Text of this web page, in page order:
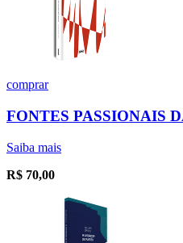
comprar
FONTES PASSIONAIS
Saiba mais
R$ 70,00